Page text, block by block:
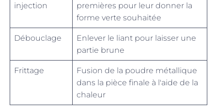
injection
premières pour leur donner la
forme verte souhaitée
Débouclage
Enlever le liant pour laisser une
partie brune
Frittage
Fusion de la poudre métallique
dans la pièce finale à l'aide de la
chaleur